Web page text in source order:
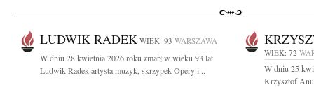
LUDWIK RADEK WIEK: 93 WARSZAWA
W dniu 28 kwietnia 2026 roku zmarł w wieku 93 lat
Ludwik Radek artysta muzyk, skrzypek Opery i...
WIEK: 72
W dniu 25
Krzysztof